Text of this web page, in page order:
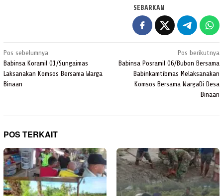
SEBARKAN
Navigasi
pos
Pos sebelumnya
Babinsa Koramil 01/Sungaimas
Laksanakan Komsos Bersama Warga
Binaan
Pos berikutnya
Babinsa Posramil 06/Bubon Bersama
Babinkamtibmas Melaksanakan
Komsos Bersama WargaDi Desa
Binaan
POS TERKAIT